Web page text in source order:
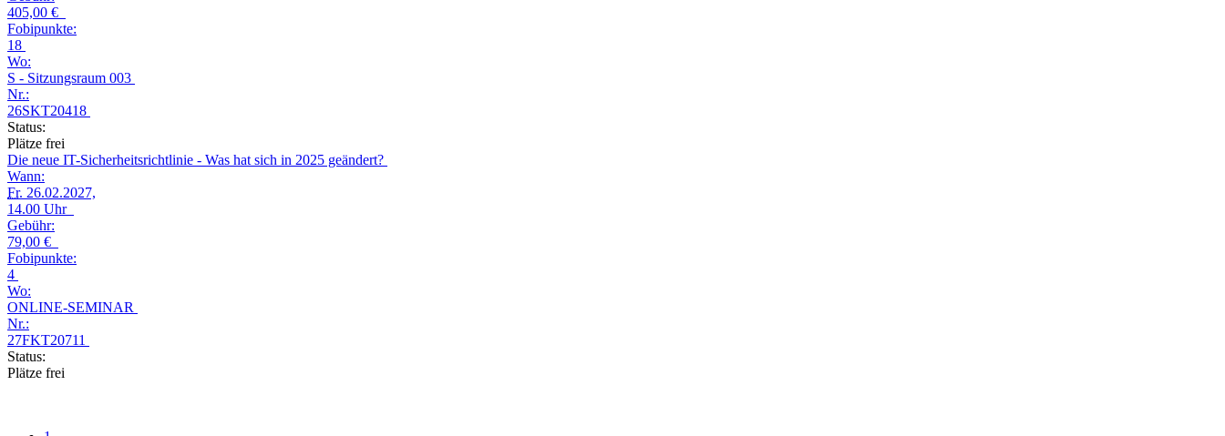
405,00 €
Fobipunkte:
18
Wo:
S - Sitzungsraum 003
Nr.:
26SKT20418
Status:
Plätze frei
Die neue IT-Sicherheitsrichtlinie - Was hat sich in 2025 geändert?
Wann:
Fr. 26.02.2027,
14.00 Uhr
Gebühr:
79,00 €
Fobipunkte:
4
Wo:
ONLINE-SEMINAR
Nr.:
27FKT20711
Status:
Plätze frei